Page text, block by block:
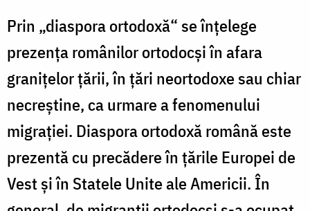
Prin „diaspora ortodoxă“ se înţelege
prezenţa românilor ortodocşi în afara
graniţelor ţării, în ţări neortodoxe sau chiar
necreştine, ca urmare a fenomenului
migraţiei. Diaspora ortodoxă română este
prezentă cu precădere în ţările Europei de
Vest şi în Statele Unite ale Americii. În